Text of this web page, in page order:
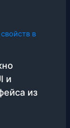
и
из